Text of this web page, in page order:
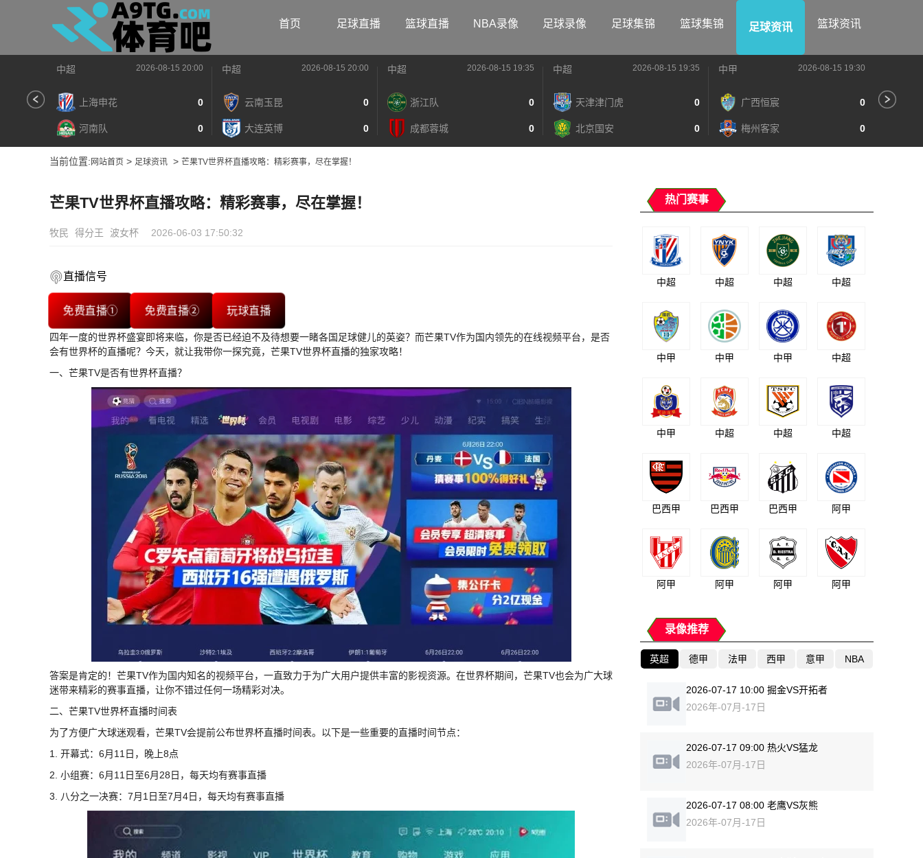
首页 足球直播 篮球直播 NBA录像 足球录像 足球集锦 篮球集锦 足球资讯 篮球资讯
中超 2026-08-15 20:00
上海申花 0
河南队 0
中超 2026-08-15 20:00
云南玉昆 0
大连英博 0
中超 2026-08-15 19:35
浙江队 0
成都蓉城 0
中超 2026-08-15 19:35
天津津门虎 0
北京国安 0
中甲 2026-08-15 19:30
广西恒宸 0
梅州客家 0
当前位置: 网站首页 > 足球资讯 > 芒果TV世界杯直播攻略：精彩赛事，尽在掌握！
芒果TV世界杯直播攻略：精彩赛事，尽在掌握！
牧民 得分王 波女杯 2026-06-03 17:50:32
直播信号
免费直播① 免费直播② 玩球直播
四年一度的世界杯盛宴即将来临，你是否已经迫不及待想要一睹各国足球健儿的英姿？而芒果TV作为国内领先的在线视频平台，是否
会有世界杯的直播呢？今天，就让我带你一探究竟，芒果TV世界杯直播的独家攻略！
一、芒果TV是否有世界杯直播？
答案是肯定的！芒果TV作为国内知名的视频平台，一直致力于为广大用户提供丰富的影视资源。在世界杯期间，芒果TV也会为广大球
迷带来精彩的赛事直播，让你不错过任何一场精彩对决。
二、芒果TV世界杯直播时间表
为了方便广大球迷观看，芒果TV会提前公布世界杯直播时间表。以下是一些重要的直播时间节点：
1. 开幕式：6月11日，晚上8点
2. 小组赛：6月11日至6月28日，每天均有赛事直播
3. 八分之一决赛：7月1日至7月4日，每天均有赛事直播
热门赛事
中超 中超 中超 中超
中甲 中甲 中甲 中超
中甲 中超 中超 中超
巴西甲 巴西甲 巴西甲 阿甲
阿甲 阿甲 阿甲 阿甲
录像推荐
英超 德甲 法甲 西甲 意甲 NBA
2026-07-17 10:00 掘金VS开拓者
2026年-07月-17日
2026-07-17 09:00 热火VS猛龙
2026年-07月-17日
2026-07-17 08:00 老鹰VS灰熊
2026年-07月-17日